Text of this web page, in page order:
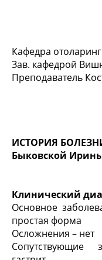
Кафедра
Зав. кафедрой
Преподаватель
ИСТОРИЯ
Быковской
Клинический
Основное
простая форма
Осложнения – нет
Сопутствующие